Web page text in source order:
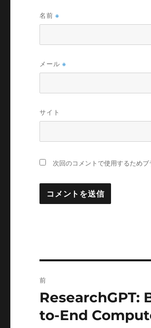
名前※
メール※
サイト
次回のコメントで使用するため
稿
ナ
前
前
の
投
ResearchGPT:
to-End